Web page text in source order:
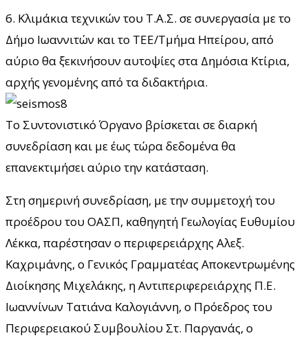
6. Κλιμάκια τεχνικών του T.Α.Σ. σε συνεργασία με το
Δήμο Ιωαννιτών και το ΤΕΕ/Τμήμα Ηπείρου, από
αύριο θα ξεκινήσουν αυτοψίες στα Δημόσια Κτίρια,
αρχής γενομένης από τα διδακτήρια.
Το Συντονιστικό Όργανο βρίσκεται σε διαρκή
συνεδρίαση και με έως τώρα δεδομένα θα
επανεκτιμήσει αύριο την κατάσταση.
Στη σημερινή συνεδρίαση, με την συμμετοχή του
προέδρου του ΟΑΣΠ, καθηγητή Γεωλογίας Ευθυμίου
Λέκκα, παρέστησαν ο περιφερειάρχης Αλεξ.
Καχριμάνης, ο Γενικός Γραμματέας Αποκεντρωμένης
Διοίκησης Μιχελάκης, η Αντιπεριφερειάρχης Π.Ε.
Ιωαννίνων Τατιάνα Καλογιάννη, ο Πρόεδρος του
Περιφερειακού Συμβουλίου Στ. Παργανάς, ο